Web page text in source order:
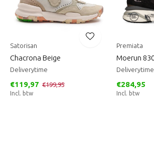
Satorisan
Chacrona Beige
Deliverytime
€119,97 €199,95
Incl. btw
Premiata
Moerun
Deliverytime
€284,95
Incl. btw